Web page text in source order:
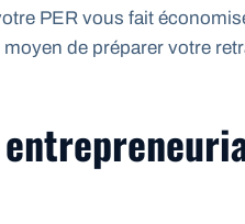
PER vous fait
de préparer votre